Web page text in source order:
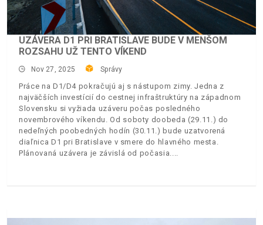
UZÁVERA D1 PRI BRATISLAVE BUDE V MENŠOM
ROZSAHU UŽ TENTO VÍKEND
Nov 27, 2025 Správy
Práce na D1/D4 pokračujú aj s nástupom zimy. Jedna z
najväčších investícií do cestnej infraštruktúry na západnom
Slovensku si vyžiada uzáveru počas posledného
novembrového víkendu. Od soboty doobeda (29.11.) do
nedeľných poobedných hodín (30.11.) bude uzatvorená
diaľnica D1 pri Bratislave v smere do hlavného mesta.
Plánovaná uzávera je závislá od počasia.